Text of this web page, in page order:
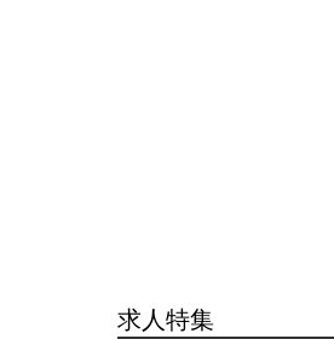
求人特集